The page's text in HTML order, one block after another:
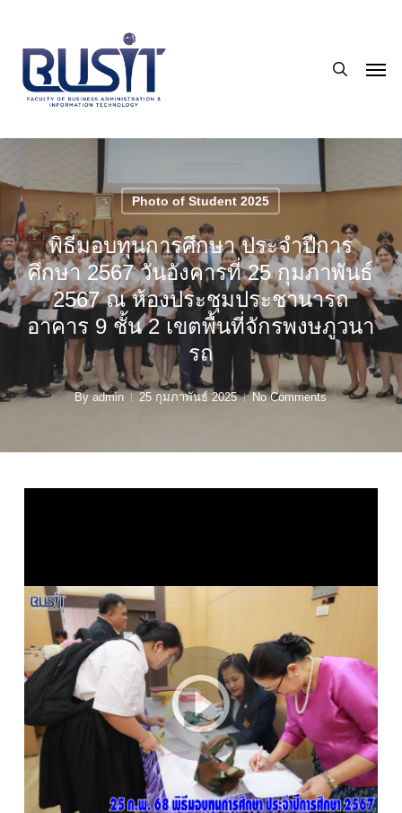
main
content
Photo of Student 2025
พิธีมอบทุนการศึกษา ประจำปีการ
ศึกษา 2567 วันอังคารที่ 25 กุมภาพันธ์
2567 ณ ห้องประชุมประชานารถ
อาคาร 9 ชั้น 2 เขตพื้นที่จักรพงษภูวนา
รถ
By admin 25 กุมภาพันธ์ 2025 No Comments